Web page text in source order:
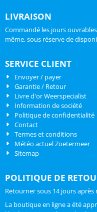
LIVRAISON
Commandé les jours
même, sous réserve de
SERVICE CLIENT
Envoyer / payer
Garantie / Retour
Livre d'or Weerspecialist
Information de société
Politique de confidentialité
Contact
Termes et conditions
Météo actuel Zoetermeer
Sitemap
POLITIQUE DE
Retourner sous 14 jours
La boutique en ligne a été